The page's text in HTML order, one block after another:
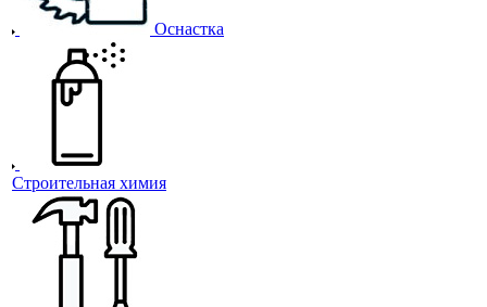
Оснастка
Строительная химия